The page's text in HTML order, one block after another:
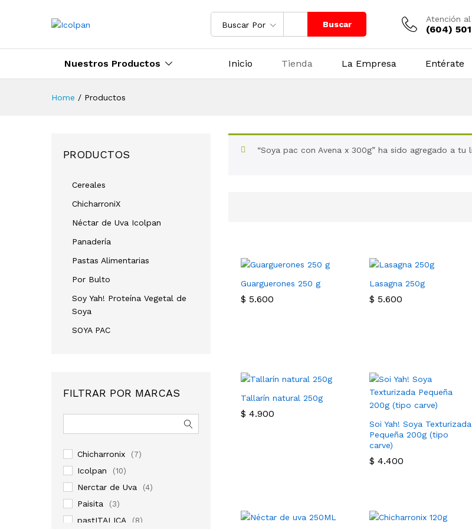
Buscar Por Buscar
Atención
(604)
Nuestros Productos Inicio Tienda La Empresa Entérate
Home / Productos
“Soya pac con Avena x 300g” ha sido agregado a tu
Guarguerones 250 g
$ 5.600
$ 5.600
Lasagna 250g
$ 5.600
$ 5.600
Tallarín natural 250g
$ 4.900
$ 4.900
Soi Yah! Soya Texturizada
Pequeña 200g (tipo
carve)
$ 4.400
$ 4.400
PRODUCTOS
Cereales
ChicharroniX
Néctar de Uva Icolpan
Panadería
Pastas Alimentarias
Por Bulto
Soy Yah! Proteína Vegetal de
Soya
SOYA PAC
FILTRAR POR MARCAS
Chicharronix (7)
Icolpan (10)
Nerctar de Uva (4)
Paisita (3)
pastITALICA (8)